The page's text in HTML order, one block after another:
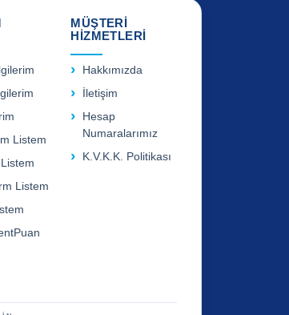
Listem
Listem
MÜŞTERİ
HİZMETLERİ
Hakkımızda
İletişim
Hesap
Numaralarımız
K.V.K.K. Politikası